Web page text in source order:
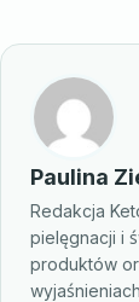
Paulina
Redakcja
pielęgnacji i
produktów